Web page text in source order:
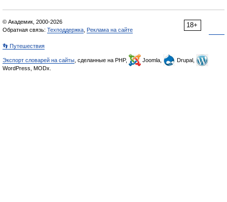
18+
© Академик, 2000-2026
Обратная связь: Техподдержка Реклама на сайте
👣 Путешествия
Экспорт словарей на сайты , сделанные на PHP, Joomla,
Drupal,
WordPress, MODx.